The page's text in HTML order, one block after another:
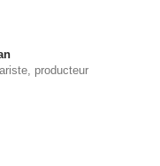
producteur